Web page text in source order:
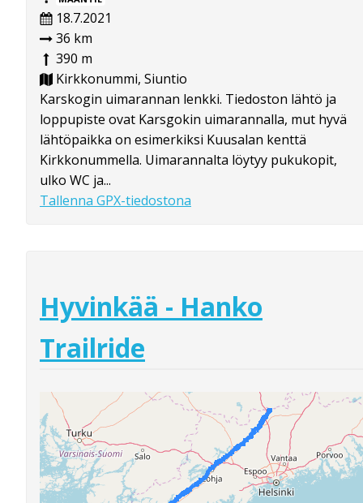
18.7.2021
36 km
390 m
Kirkkonummi, Siuntio
Karskogin uimarannan lenkki. Tiedoston lähtö ja
loppupiste ovat Karsgokin uimarannalla, mut hyvä
lähtöpaikka on esimerkiksi Kuusalan kenttä
Kirkkonummella. Uimarannalta löytyy pukukopit,
ulko WC ja...
Tallenna GPX-tiedostona
Hyvinkää - Hanko
Trailride